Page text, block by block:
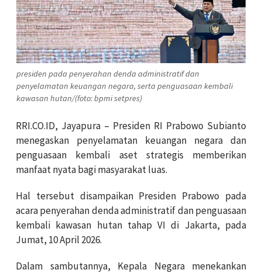
presiden pada penyerahan denda administratif dan
penyelamatan keuangan negara, serta penguasaan kembali
kawasan hutan/(foto: bpmi setpres)
RRI.CO.ID, Jayapura – Presiden RI Prabowo Subianto
menegaskan penyelamatan keuangan negara dan
penguasaan kembali aset strategis memberikan
manfaat nyata bagi masyarakat luas.
Hal tersebut disampaikan Presiden Prabowo pada
acara penyerahan denda administratif dan penguasaan
kembali kawasan hutan tahap VI di Jakarta, pada
Jumat, 10 April 2026.
Dalam sambutannya, Kepala Negara menekankan